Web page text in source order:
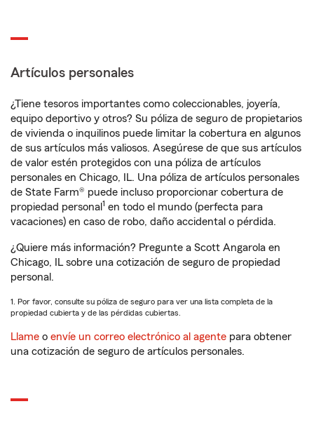
Artículos personales
¿Tiene tesoros importantes como coleccionables, joyería,
equipo deportivo y otros? Su póliza de seguro de propietarios
de vivienda o inquilinos puede limitar la cobertura en algunos
de sus artículos más valiosos. Asegúrese de que sus artículos
de valor estén protegidos con una póliza de artículos
personales en Chicago, IL. Una póliza de artículos personales
de State Farm® puede incluso proporcionar cobertura de
propiedad personal 1 en todo el mundo (perfecta para
vacaciones) en caso de robo, daño accidental o pérdida.
¿Quiere más información? Pregunte a Scott Angarola en
Chicago, IL sobre una cotización de seguro de propiedad
personal.
1. Por favor, consulte su póliza de seguro para ver una lista completa de la
propiedad cubierta y de las pérdidas cubiertas.
Llame o envíe un correo electrónico al agente para obtener
una cotización de seguro de artículos personales.